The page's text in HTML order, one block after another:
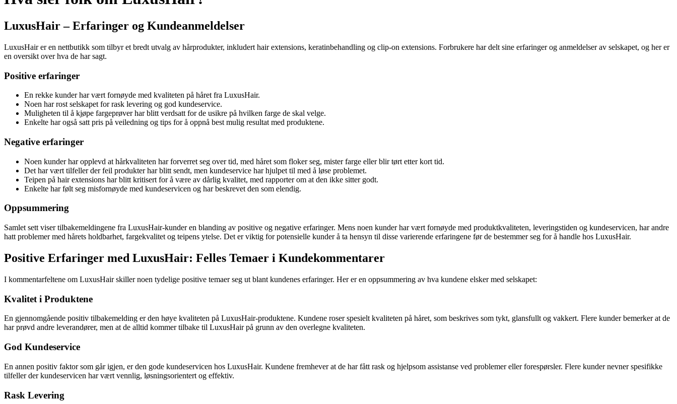
LuxusHair – Erfaringer og Kundeanmeldelser
LuxusHair er en nettbutikk som tilbyr et bredt utvalg av hårprodukter, inkludert hair extensions, keratinbehandling og clip-on extensions. Forbrukere har delt sine erfaringer og anmeldelser av selskapet, og her er
en oversikt over hva de har sagt.
Positive erfaringer
En rekke kunder har vært fornøyde med kvaliteten på håret fra LuxusHair.
Noen har rost selskapet for rask levering og god kundeservice.
Muligheten til å kjøpe fargeprøver har blitt verdsatt for de usikre på hvilken farge de skal velge.
Enkelte har også satt pris på veiledning og tips for å oppnå best mulig resultat med produktene.
Negative erfaringer
Noen kunder har opplevd at hårkvaliteten har forverret seg over tid, med håret som floker seg, mister farge eller blir tørt etter kort tid.
Det har vært tilfeller der feil produkter har blitt sendt, men kundeservice har hjulpet til med å løse problemet.
Teipen på hair extensions har blitt kritisert for å være av dårlig kvalitet, med rapporter om at den ikke sitter godt.
Enkelte har følt seg misfornøyde med kundeservicen og har beskrevet den som elendig.
Oppsummering
Samlet sett viser tilbakemeldingene fra LuxusHair-kunder en blanding av positive og negative erfaringer. Mens noen kunder har vært fornøyde med produktkvaliteten, leveringstiden og kundeservicen, har andre
hatt problemer med hårets holdbarhet, fargekvalitet og teipens ytelse. Det er viktig for potensielle kunder å ta hensyn til disse varierende erfaringene før de bestemmer seg for å handle hos LuxusHair.
Positive Erfaringer med LuxusHair: Felles Temaer i Kundekommentarer
I kommentarfeltene om LuxusHair skiller noen tydelige positive temaer seg ut blant kundenes erfaringer. Her er en oppsummering av hva kundene elsker med selskapet:
Kvalitet i Produktene
En gjennomgående positiv tilbakemelding er den høye kvaliteten på LuxusHair-produktene. Kundene roser spesielt kvaliteten på håret, som beskrives som tykt, glansfullt og vakkert. Flere kunder bemerker at de
har prøvd andre leverandører, men at de alltid kommer tilbake til LuxusHair på grunn av den overlegne kvaliteten.
God Kundeservice
En annen positiv faktor som går igjen, er den gode kundeservicen hos LuxusHair. Kundene fremhever at de har fått rask og hjelpsom assistanse ved problemer eller forespørsler. Flere kunder nevner spesifikke
tilfeller der kundeservicen har vært vennlig, løsningsorientert og effektiv.
Rask Levering